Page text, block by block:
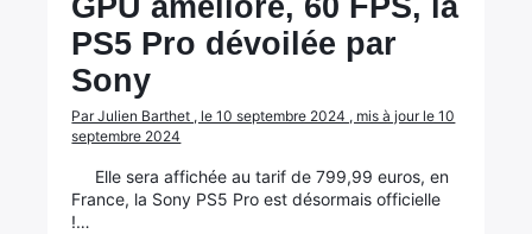
GPU amélioré, 60 FPS, la
PS5 Pro dévoilée par
Sony
Par Julien Barthet , le 10 septembre 2024 , mis à jour le 10
septembre 2024
Elle sera affichée au tarif de 799,99 euros, en
France, la Sony PS5 Pro est désormais officielle
!…